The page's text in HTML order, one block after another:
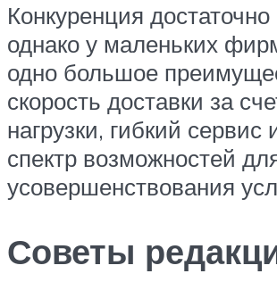
Конкуренция
однако у маленьких
одно большое
скорость доставки за
нагрузки, гибкий
спектр возможностей
усовершенствования
Советы